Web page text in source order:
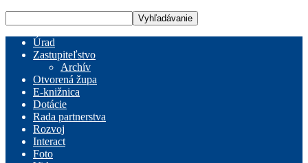
Úrad
Zastupiteľstvo
Archív
Otvorená župa
E-knižnica
Dotácie
Rada partnerstva
Rozvoj
Interact
Foto